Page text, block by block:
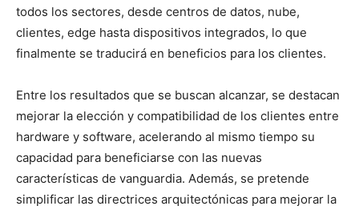
todos los sectores, desde centros de datos, nube,
clientes, edge hasta dispositivos integrados, lo que
finalmente se traducirá en beneficios para los clientes.
Entre los resultados que se buscan alcanzar, se destacan
mejorar la elección y compatibilidad de los clientes entre
hardware y software, acelerando al mismo tiempo su
capacidad para beneficiarse con las nuevas
características de vanguardia. Además, se pretende
simplificar las directrices arquitectónicas para mejorar la